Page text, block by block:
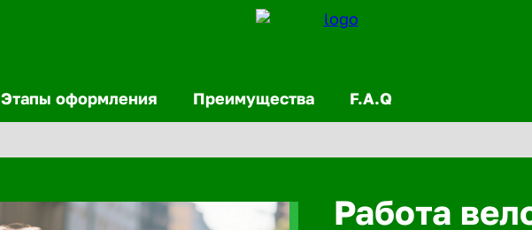
Этапы оформления Преимущества F.A.Q
Работа